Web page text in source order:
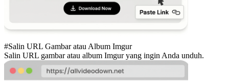
#Salin URL Gambar atau Album Imgur
Salin URL gambar atau album Imgur yang ingin Anda unduh.